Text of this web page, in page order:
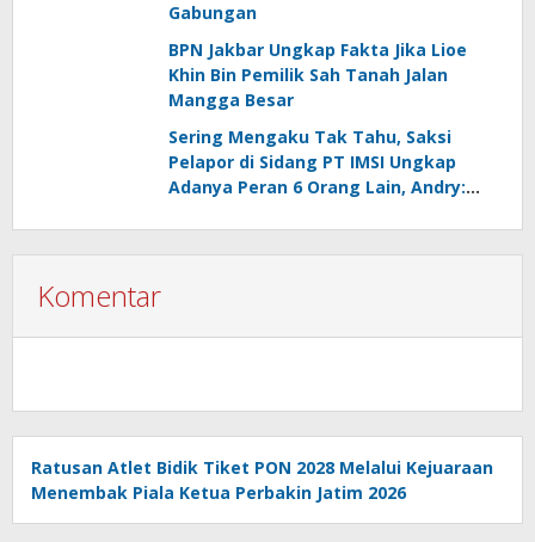
Gabungan
BPN Jakbar Ungkap Fakta Jika Lioe
Khin Bin Pemilik Sah Tanah Jalan
Mangga Besar
Sering Mengaku Tak Tahu, Saksi
Pelapor di Sidang PT IMSI Ungkap
Adanya Peran 6 Orang Lain, Andry:
Komentar
Ratusan Atlet Bidik Tiket PON 2028 Melalui Kejuaraan
Menembak Piala Ketua Perbakin Jatim 2026